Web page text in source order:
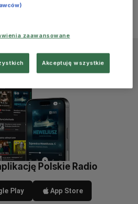
Polskie Radio
Play App Store
zaawansowane
Akceptuję wszystkie